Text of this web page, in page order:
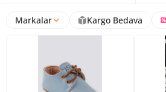
Markalar Kargo Bedava